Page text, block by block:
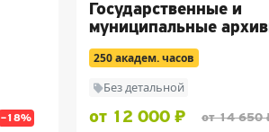
–18%
Государственные и
муниципальные
250 академ. часов
Без детальной
от 12 000 ₽ от 14 650